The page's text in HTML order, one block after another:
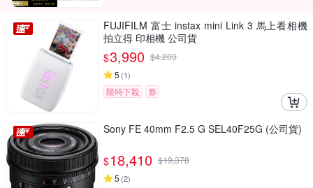
FUJIFILM 富士 instax mini Link 3 馬上看相機
拍立得 印相機 公司貨
$3,990 $4,200
5 (1)
限時下殺 券
Sony FE 40mm F2.5 G SEL40F25G (公司貨)
$18,410 $19,378
5 (2)